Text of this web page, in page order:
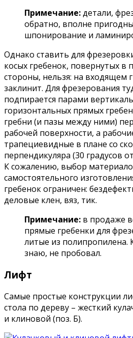
Примечание:детали,
обратно, вполне
шпонирование и
Однако ставить для
косых гребенок, повернутых
стороны, нельзя: на входящем
заклинит. Для фрезерования
подпирается парами
горизонтальных прямых
гребни (и пазы между ними)
рабочей поверхности, а
трапециевидные в плане со
перпендикуляра (30 градусов
К сожалению, выбор
самостоятельного
гребенок ограничен:
деловые клен, вяз, тик.
Примечание: в продаже
прямые гребенки для
литые из полипропилена.
знаю, не пробовал.
Лифт
Самые простые конструкции
стола по дереву – жесткий
и клиновой (поз. Б).